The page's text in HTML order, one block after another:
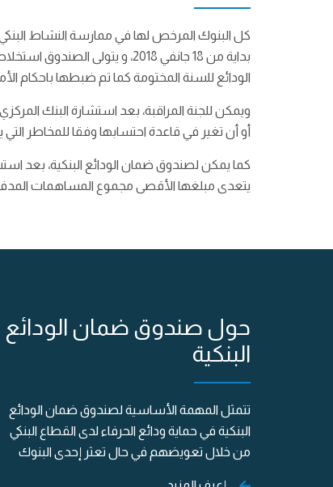
كل البنوك المرخص لها في ممارسة النشاط
الودائع للسنة المختومة كما تم ضبطها باحكام الأمر
ويمكن للجنة المراقبة، بعد استشارة البنك
أو أن تغير في قاعدة احتسابها وفقا للمخاطر
كما يمكن لصندوق ضمان الودائع البنكية، بعد
يتعدى مبلغها الأقصى مجموع المساهمات المدفوعة من
حول صندوق ضمان الودائع
البنكية
تتمثل المهمة الأساسية لصندوق ضمان الودائع
البنكية في حماية ودائع الحرفاء لدى القطاع البنكي
من خلال تعويضهم في حال تعثر إحدى البنوك